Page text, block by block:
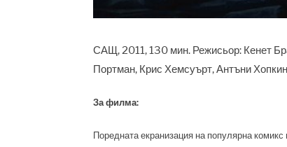
САЩ, 2011, 130 мин. Режисьор: Кенет
Портман, Крис Хемсуърт, Антъни
За филма:
Поредната екранизация на популярна